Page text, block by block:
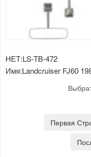
НЕТ:LS-TB-472
Имя:Landcruiser FJ60
Первая